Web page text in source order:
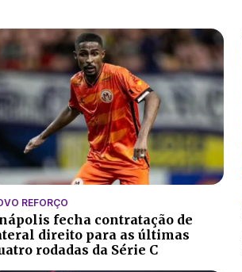
REFORÇO
fecha contratação de
direito para as últimas
rodadas da Série C